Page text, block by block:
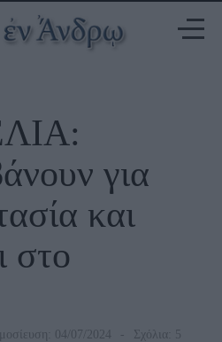
για
και
στο
04/07/2024 Σχόλια: 5